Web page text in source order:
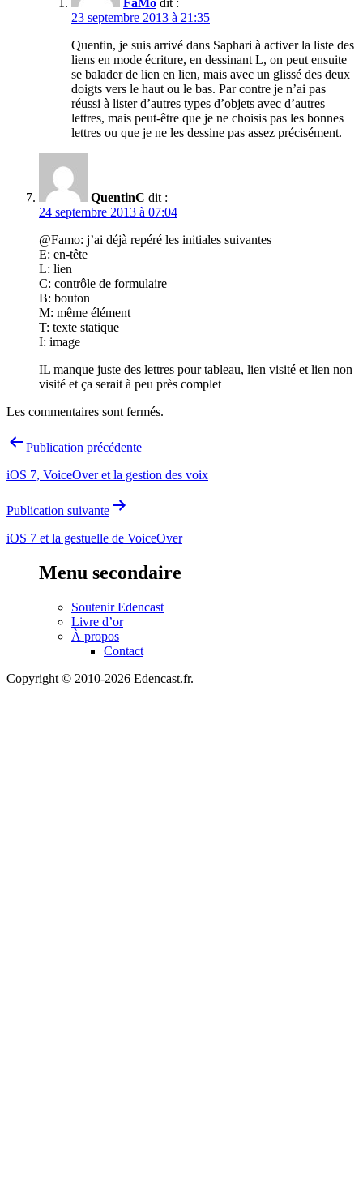
FaMo dit :
23 septembre 2013 à 21:35
Quentin, je suis arrivé dans Saphari à activer la liste des
liens en mode écriture, en dessinant L, on peut ensuite
se balader de lien en lien, mais avec un glissé des deux
doigts vers le haut ou le bas. Par contre je n’ai pas
réussi à lister d’autres types d’objets avec d’autres
lettres, mais peut-être que je ne choisis pas les bonnes
lettres ou que je ne les dessine pas assez précisément.
QuentinC dit :
24 septembre 2013 à 07:04
@Famo: j’ai déjà repéré les initiales suivantes
E: en-tête
L: lien
C: contrôle de formulaire
B: bouton
M: même élément
T: texte statique
I: image
IL manque juste des lettres pour tableau, lien visité et lien non
visité et ça serait à peu près complet
Les commentaires sont fermés.
Navigation
l’article
Publication précédente
iOS 7, VoiceOver et la gestion des voix
Publication suivante
iOS 7 et la gestuelle de VoiceOver
Menu secondaire
Soutenir Edencast
Livre d’or
À propos
Contact
Copyright © 2010-2026 Edencast.fr.